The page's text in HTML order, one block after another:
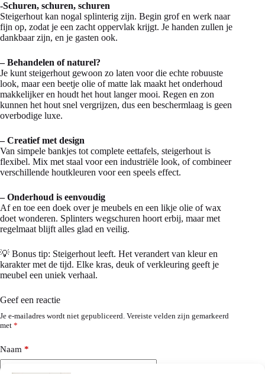
-Schuren, schuren, schuren
Steigerhout kan nogal splinterig zijn. Begin grof en werk naar
fijn op, zodat je een zacht oppervlak krijgt. Je handen zullen je
dankbaar zijn, en je gasten ook.
– Behandelen of naturel?
Je kunt steigerhout gewoon zo laten voor die echte robuuste
look, maar een beetje olie of matte lak maakt het onderhoud
makkelijker en houdt het hout langer mooi. Regen en zon
kunnen het hout snel vergrijzen, dus een beschermlaag is geen
overbodige luxe.
– Creatief met design
Van simpele bankjes tot complete eettafels, steigerhout is
flexibel. Mix met staal voor een industriële look, of combineer
verschillende houtkleuren voor een speels effect.
– Onderhoud is eenvoudig
Af en toe een doek over je meubels en een likje olie of wax
doet wonderen. Splinters wegschuren hoort erbij, maar met
regelmaat blijft alles glad en veilig.
💡 Bonus tip: Steigerhout leeft. Het verandert van kleur en
karakter met de tijd. Elke kras, deuk of verkleuring geeft je
meubel een uniek verhaal.
Geef een reactie
Je e-mailadres wordt niet gepubliceerd. Vereiste velden zijn gemarkeerd
met *
Naam *